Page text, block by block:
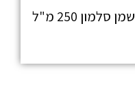
שמן סלמון 250 מ"ל